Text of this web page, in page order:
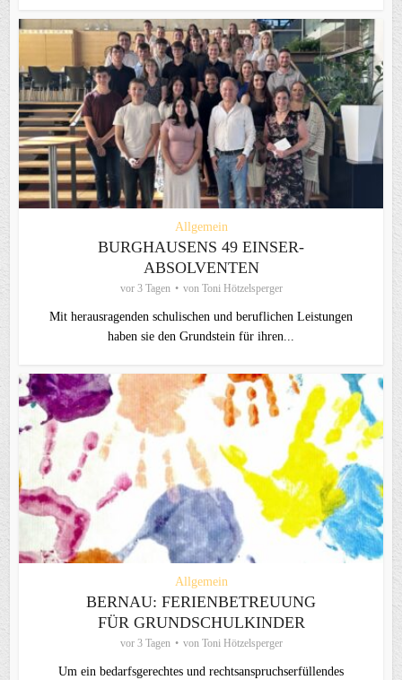
Allgemein
BURGHAUSENS 49 EINSER-
ABSOLVENTEN
vor 3 Tagen von Toni Hötzelsperger
Mit herausragenden schulischen und beruflichen Leistungen
haben sie den Grundstein für ihren...
Allgemein
BERNAU: FERIENBETREUUNG
FÜR GRUNDSCHULKINDER
vor 3 Tagen von Toni Hötzelsperger
Um ein bedarfsgerechtes und rechtsanspruchserfüllendes